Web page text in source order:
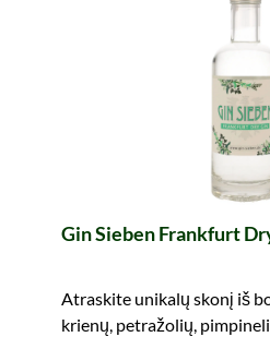
Gin Sieben Frankfurt
Atraskite unikalų skonį iš
krienų, petražolių,